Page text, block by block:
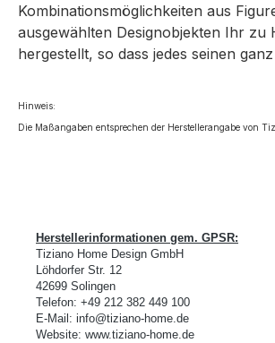
Kombinationsmöglichkeiten aus
ausgewählten Designobjekten Ihr zu
hergestellt, so dass jedes seinen
Hinweis:
Die Maßangaben entsprechen der Herstellerangabe von
Herstellerinformationen gem. GPSR:
Tiziano Home Design GmbH
L öhdorfer Str. 12
42699 Solingen
Telefon: +49 212 382 449 100
E-Mail: info@tiziano-home.de
Website: www.tiziano-home.de